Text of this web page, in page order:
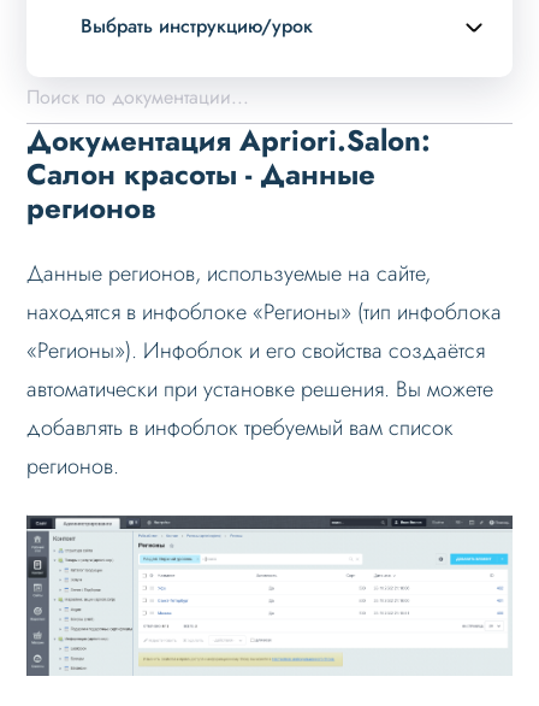
Выбрать инструкцию/урок
Описание курса
Возможности
Примеры страниц
Установка и обновление
Дизайн
Оформление контента
Мультирегиональность
Возможности
Настройка на хостинге
Режимы работы
Основные теги
Настройка данных
Документация Apriori.Salon:
Салон красоты - Данные
регионов
Данные регионов, используемые на сайте,
находятся в инфоблоке «Регионы» (тип инфоблока
«Регионы»). Инфоблок и его свойства создаётся
автоматически при установке решения. Вы можете
добавлять в инфоблок требуемый вам список
регионов.